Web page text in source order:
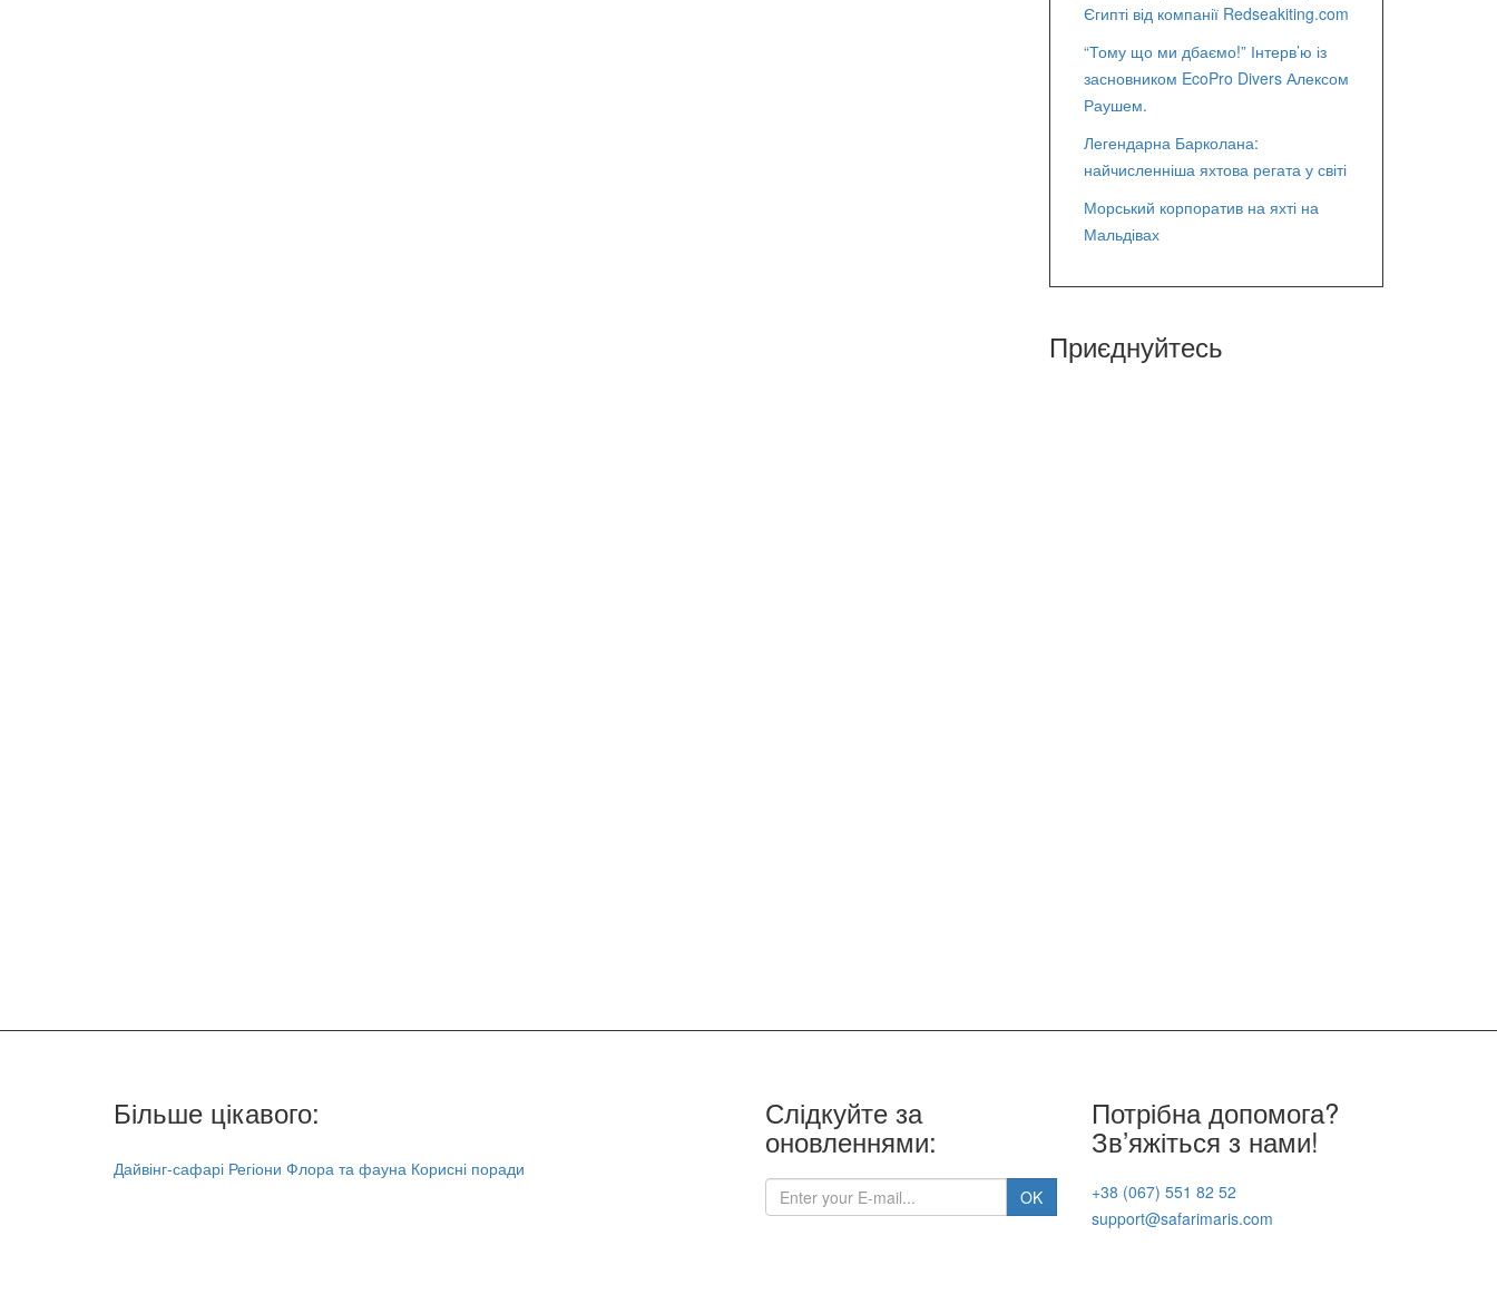
Єгипті від компанії Redseakiting.com
“Тому що ми дбаємо!” Інтерв’ю із
засновником EcoPro Divers Алексом
Раушем.
Легендарна Барколана:
найчисленніша яхтова регата у світі
Морський корпоратив на яхті на
Мальдівах
Приєднуйтесь
Більше цікавого:
Дайвінг-сафарі Регіони Флора та фауна Корисні поради
Слідкуйте за
оновленнями:
Потрібна допомога?
Зв’яжіться з нами!
+38 (067) 551 82 52
support@safarimaris.com